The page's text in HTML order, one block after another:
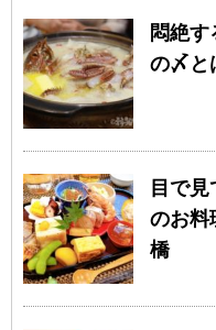
悶絶
の〆と
目で
のお料
橋